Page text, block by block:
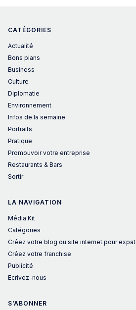
CATÉGORIES
Actualité
Bons plans
Business
Culture
Diplomatie
Environnement
Infos de la semaine
Portraits
Pratique
Promouvoir votre entreprise
Restaurants & Bars
Sortir
LA NAVIGATION
Média Kit
Catégories
Créez votre blog ou site internet pour expat
Créez votre franchise
Publicité
Ecrivez-nous
S’ABONNER